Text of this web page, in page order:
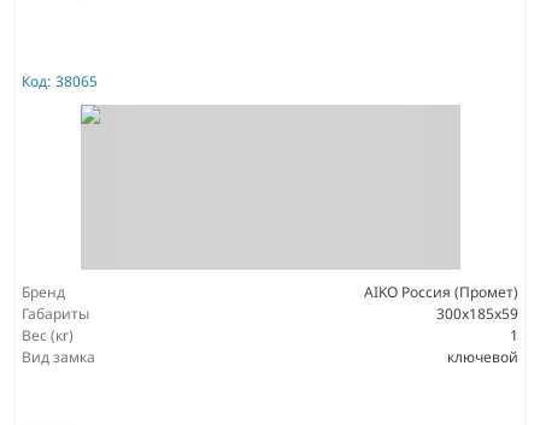
Код: 38065
Бренд
AIKO Россия (Промет)
Габариты
300x185x59
Вес (кг)
1
Вид замка
ключевой